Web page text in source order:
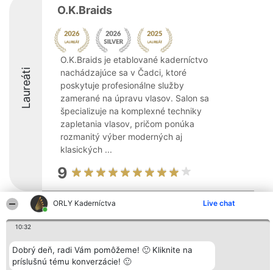
ORLY Kaderníctva Live chat
10:32
Dobrý deň, radi Vám pomôžeme! 🙂 Kliknite na
príslušnú tému konverzácie! 🙂
Laureáti
O.K.Braids
O.K.Braids je etablované kaderníctvo
nachádzajúce sa v Čadci, ktoré
poskytuje profesionálne služby
zamerané na úpravu vlasov. Salon sa
špecializuje na komplexné techniky
zapletania vlasov, pričom ponúka
rozmanitý výber moderných aj
klasických ...
9
Organizátor hodnotenia
Bright Side Solutions sp. z o.
ul. Ruska 22
Wrocław 50-079
KRS 0000749100 | Regon
Laureáti
wszystkich
Laureatów
Podmienky
Kontakt